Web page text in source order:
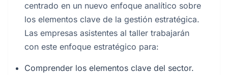
centrado en un nuevo enfoque analítico sobre
los elementos clave de la gestión estratégica.
Las empresas asistentes al taller trabajarán
con este enfoque estratégico para:
Comprender los elementos clave del sector.